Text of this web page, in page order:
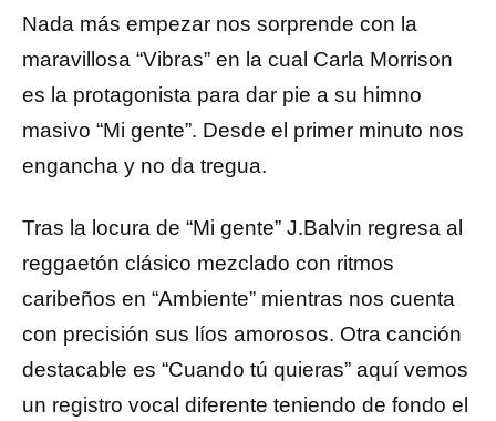
Nada más empezar nos sorprende con la
maravillosa “Vibras” en la cual Carla Morrison
es la protagonista para dar pie a su himno
masivo “Mi gente”. Desde el primer minuto nos
engancha y no da tregua.
Tras la locura de “Mi gente” J.Balvin regresa al
reggaetón clásico mezclado con ritmos
caribeños en “Ambiente” mientras nos cuenta
con precisión sus líos amorosos. Otra canción
destacable es “Cuando tú quieras” aquí vemos
un registro vocal diferente teniendo de fondo el